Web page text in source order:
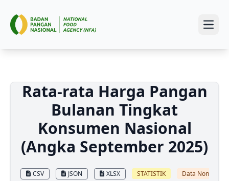
Open
Rata-rata Harga Pangan
Bulanan Tingkat
Konsumen Nasional
(Angka September 2025)
CSV JSON XLSX STATISTIK
Data Non